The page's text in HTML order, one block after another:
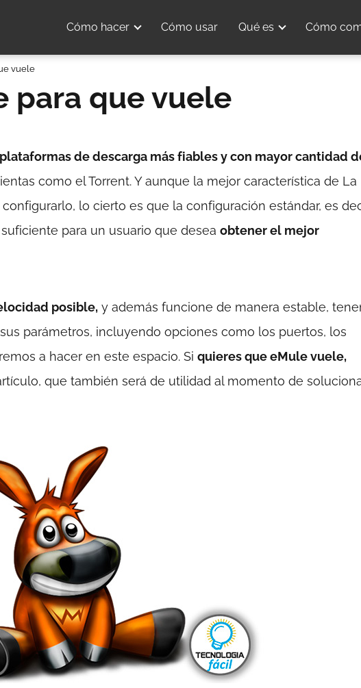
Cómo hacer Cómo usar Qué es Cómo
vuele
para que vuele
de descarga más fiables y con mayor cantidad
como el Torrent. Y aunque la mejor característica de La
lo cierto es que la configuración estándar, es
para un usuario que desea obtener el mejor
posible, y además funcione de manera estable,
parámetros, incluyendo opciones como los puertos, los
a hacer en este espacio. Si quieres que eMule vuele,
que también será de utilidad al momento de